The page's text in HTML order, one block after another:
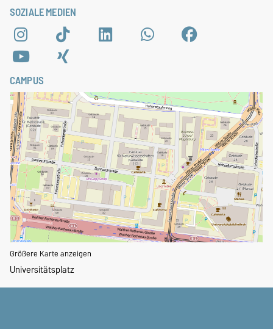
SOZIALE MEDIEN
CAMPUS
Größere Karte anzeigen
Universitätsplatz